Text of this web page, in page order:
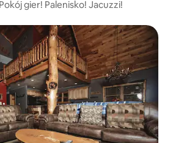
gier! Palenisko! Jacuzzi!